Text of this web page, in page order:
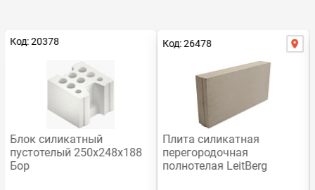
Код: 20378
Блок силикатный
пустотелый 250x248x188
Бор
Код: 26478
Плита силикатная
перегородочная
полнотелая LeitBerg